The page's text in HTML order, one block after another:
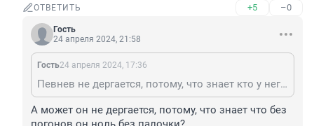
ОТВЕТИТЬ +5 –0
Гость
24 апреля 2024, 21:58
Гость24 апреля 2024, 17:36
Певнев не дергается, потому, что знает кто у него их забрал.
А может он не дергается, потому, что знает что без